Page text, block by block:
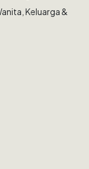
Keluarga &